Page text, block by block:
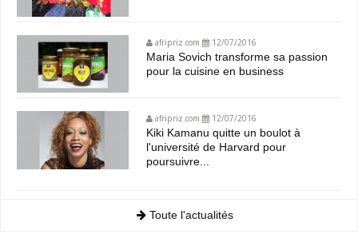
afripriz.com 12/07/2016
Maria Sovich transforme sa passion
pour la cuisine en business
afripriz.com 12/07/2016
Kiki Kamanu quitte un boulot à
l'université de Harvard pour
poursuivre...
Toute l'actualités